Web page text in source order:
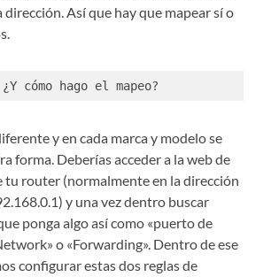
dirección. Así que hay que mapear sí o
cómo hago el mapeo?
y en cada marca y modelo se
forma. Deberías acceder a la web de
tu router (normalmente en la dirección
y una vez dentro buscar
ponga algo así como «puerto de
o «Forwarding». Dentro de ese
configurar estas dos reglas de